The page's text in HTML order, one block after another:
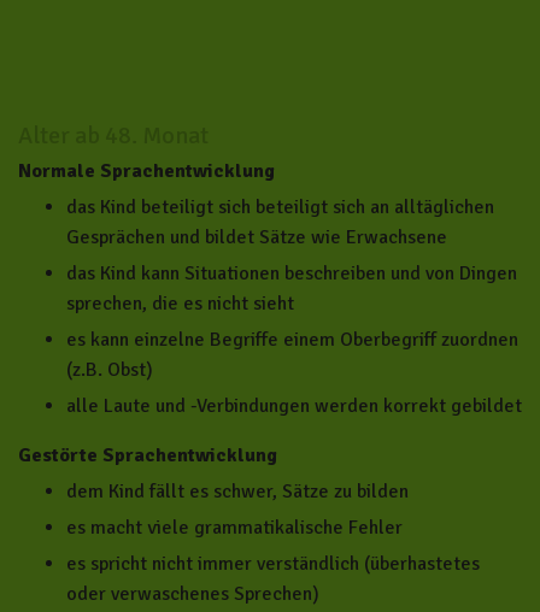
Normale Sprachentwicklung
das Kind beteiligt sich beteiligt sich an alltäglichen
Gesprächen und bildet Sätze wie Erwachsene
das Kind kann Situationen beschreiben und von Dingen
sprechen, die es nicht sieht
es kann einzelne Begriffe einem Oberbegriff zuordnen
(z.B. Obst)
alle Laute und -Verbindungen werden korrekt gebildet
Gestörte Sprachentwicklung
dem Kind fällt es schwer, Sätze zu bilden
es macht viele grammatikalische Fehler
es spricht nicht immer verständlich (überhastetes
oder verwaschenes Sprechen)